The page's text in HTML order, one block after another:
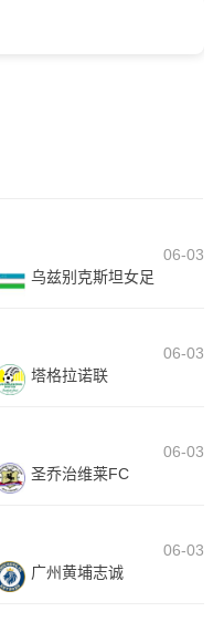
06-03
乌兹别克斯坦女足
06-03
塔格拉诺联
06-03
圣乔治维莱FC
06-03
广州黄埔志诚